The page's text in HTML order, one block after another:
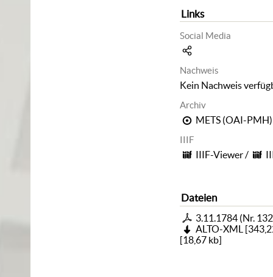
Links
Social Media
Nachweis
Kein Nachweis
Archiv
METS (OAI-PMH)
IIIF
IIIF-Viewer/
Dateien
3.11.1784 (Nr.
ALTO-XML [
[18,67 kb]